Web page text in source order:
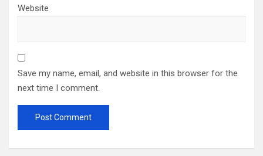
Website
Save my name, email, and website in this browser for the
next time I comment.